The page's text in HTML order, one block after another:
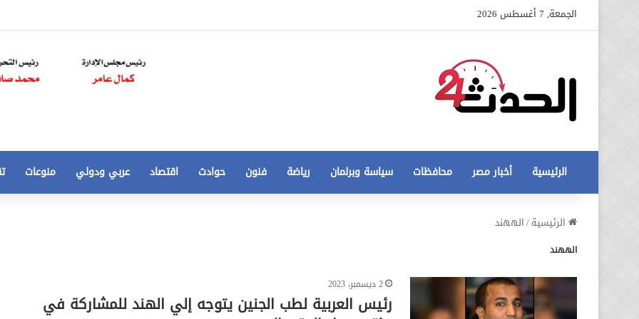
الجمعة, 7 أغسطس 2026
الرئيسية أخبار مصر محافظات سياسة وبرلمان رياضة فنون حوادث اقتصاد عربي ودولي منوعات
الرئيسية/الههند
الههند
2 ديسمبر، 2023
رئيس العربية لطب الجنين يتوجه إلي الهند للمشاركة في
أزمة
مخالفات
البناء
12 أغسطس، 2020
عاجل تطورات جديدة في أزمة مخالفات
الي
50
تخفيض سعر المتر من 250 الي 50 جنيها